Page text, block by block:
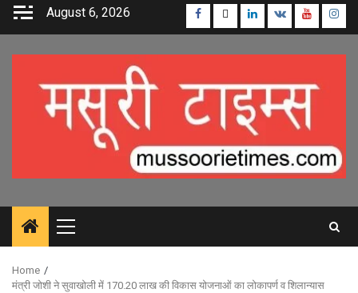
Skip
August 6, 2026 Facebook
TwitterLinkedin
VK Youtube
Primary
Menu
Home
मंत्री जोशी ने सुवाखोली में 170.20 लाख की विकास योजनाओं का लोकापर्ण व शिलान्यास